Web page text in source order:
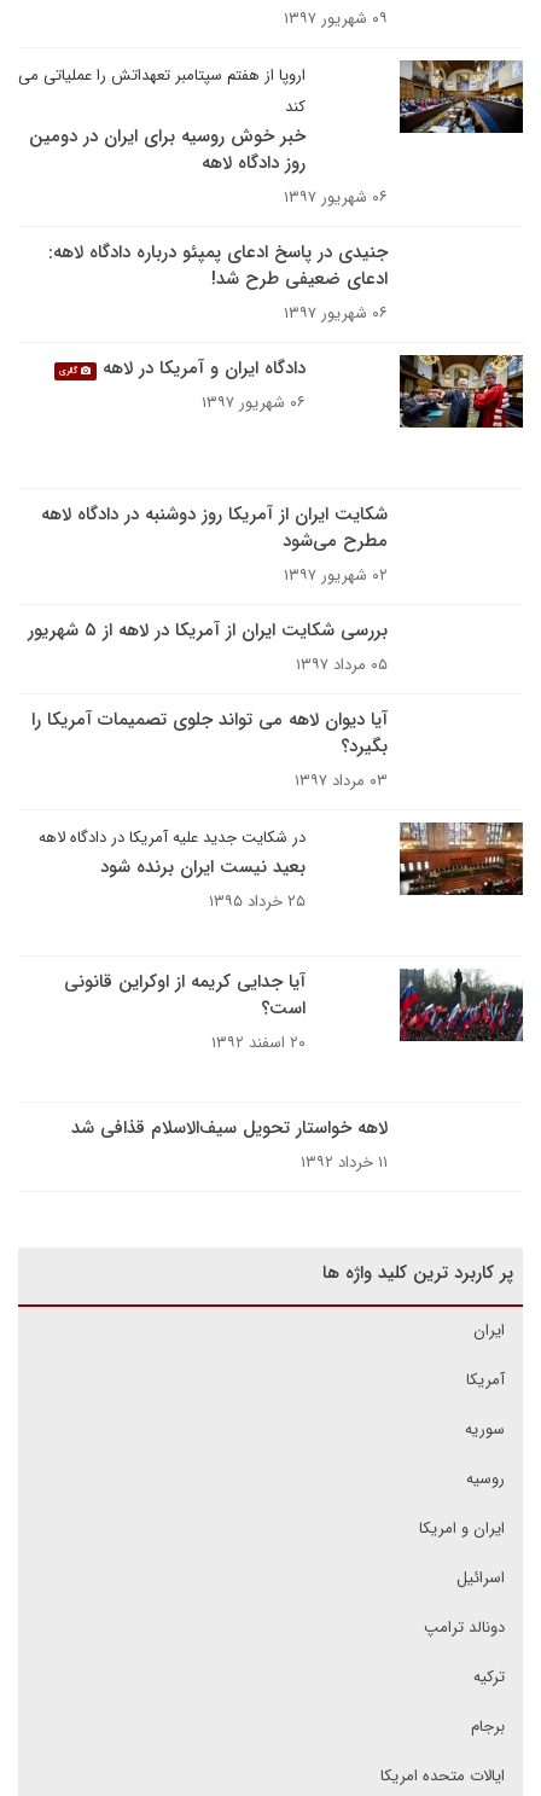
۰۹ شهریور ۱۳۹۷
اروپا از هفتم سپتامبر تعهداتش را عملیاتی می
کند
خبر خوش روسیه برای ایران در دومین
روز دادگاه لاهه
۰۶ شهریور ۱۳۹۷
جنیدی در پاسخ ادعای پمپئو درباره دادگاه لاهه:
ادعای ضعیفی طرح شد!
۰۶ شهریور ۱۳۹۷
دادگاه ایران و آمریکا در لاهه گالری
۰۶ شهریور ۱۳۹۷
شکایت ایران از آمریکا روز دوشنبه در دادگاه لاهه
مطرح می‌شود
۰۲ شهریور ۱۳۹۷
بررسی شکایت ایران از آمریکا در لاهه از ۵ شهریور
۰۵ مرداد ۱۳۹۷
آیا دیوان لاهه می تواند جلوی تصمیمات آمریکا را
بگیرد؟
۰۳ مرداد ۱۳۹۷
در شکایت جدید علیه آمریکا در دادگاه لاهه
بعید نیست ایران برنده شود
۲۵ خرداد ۱۳۹۵
آیا جدایی کریمه از اوکراین قانونی
است؟
۲۰ اسفند ۱۳۹۲
لاهه خواستار تحویل سیف‌الاسلام قذافی شد
۱۱ خرداد ۱۳۹۲
پر کاربرد ترین کلید واژه ها
ایران
آمریکا
سوریه
روسیه
ایران و امریکا
اسرائیل
دونالد ترامپ
ترکیه
برجام
ایالات متحده امریکا